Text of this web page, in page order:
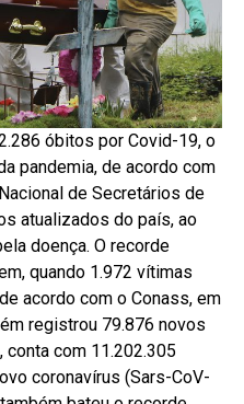
óbitos por Covid-19, o
pandemia, de acordo com
de Secretários de
atualizados do país, ao
doença. O recorde
quando 1.972 vítimas
acordo com o Conass, em
registrou 79.876 novos
com 11.202.305
coronavírus (Sars-CoV-